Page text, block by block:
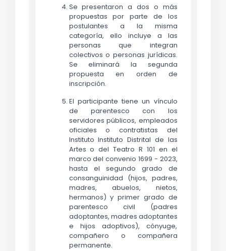
Se presentaron a dos o más
propuestas por parte de los
postulantes a la misma
categoría, ello incluye a las
personas que integran
colectivos o personas jurídicas.
Se eliminará la segunda
propuesta en orden de
inscripción.
El participante tiene un vínculo
de parentesco con los
servidores públicos, empleados
oficiales o contratistas del
Instituto Instituto Distrital de las
Artes o del Teatro R 101 en el
marco del convenio 1699 - 2023,
hasta el segundo grado de
consanguinidad (hijos, padres,
madres, abuelos, nietos,
hermanos) y primer grado de
parentesco civil (padres
adoptantes, madres adoptantes
e hijos adoptivos), cónyuge,
compañero o compañera
permanente.